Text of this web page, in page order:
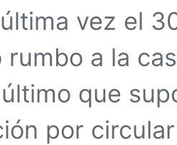
vez el
rumbo a la
que
por